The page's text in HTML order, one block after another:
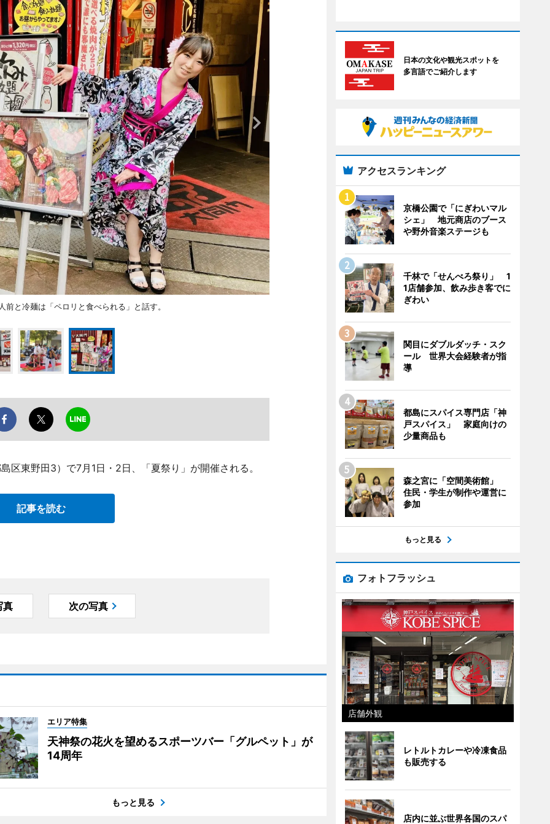
と冷麺は「ペロリと食べられる」と話す。
区東野田3）で7月1日・2日、「夏祭り」が開催される。
記事を読む
真 次の写真
エリア特集
天神祭の花火を望めるスポーツバー「グルペット」が
14周年
もっと見る
日本の文化や観光スポットを
多言語でご紹介します
アクセスランキング
京橋公園で「にぎわいマル
シェ」 地元商店のブース
や野外音楽ステージも
千林で「せんべろ祭り」 1
1店舗参加、飲み歩き客でに
ぎわい
関目にダブルダッチ・スク
ール 世界大会経験者が指
導
都島にスパイス専門店「神
戸スパイス」 家庭向けの
少量商品も
森之宮に「空間美術館」
住民・学生が制作や運営に
参加
もっと見る
フォトフラッシュ
店舗外観
レトルトカレーや冷凍食品
も販売する
店内に並ぶ世界各国のスパ